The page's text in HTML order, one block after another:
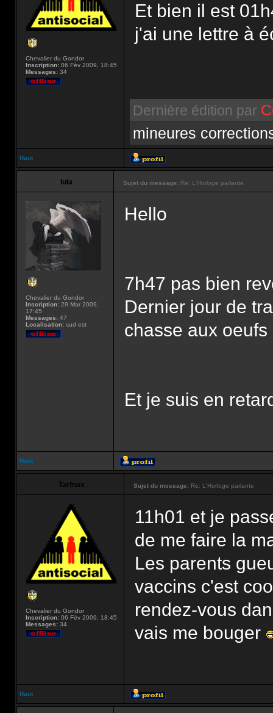
Chevalier du Gondor
Inscription: 06 Fév 2009, 18:45
Messages: 34
Et bien il est
j'ai une lettre à
Dernière édition par
mineures
Haut
lula Sujet du message: Re: L'Horloge parlante
Chevalier du Gondor
Inscription: 29 Mar 2009,
17:45
Messages: 47
Localisation: sud est
Hello
7h47 pas bien
Dernier jour de
chasse aux oeufs
Et je suis en
Haut
Tarfnax Sujet du message: Re: L'Horloge parlante
Chevalier du Gondor
Inscription: 06 Fév 2009, 18:45
Messages: 34
11h01 et je
de me faire la
Les parents
vaccins c'est
rendez-vous
vais me bouger
Haut